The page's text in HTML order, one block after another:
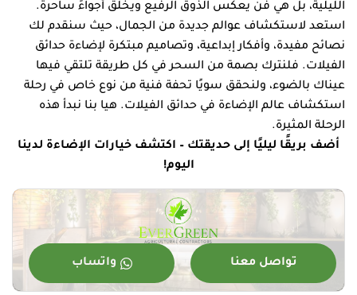
الليلية، بل هي فن يعكس الذوق الرفيع ويخلق أجواءً ساحرة.
استعد لاستكشاف عوالم جديدة من الجمال، حيث سنقدم لك
نصائح مفيدة، وأفكار إبداعية، وتصاميم مبتكرة لإضاءة حدائق
الفيلات. فلنترك بصمة من السحر في كل طريقة تلتقي فيها
عيناك بالضوء، ولنحقق سويًا تحفة فنية من نوع خاص في رحلة
استكشاف عالم الإضاءة في حدائق الفيلات. هيا بنا نبدأ هذه
الرحلة المثيرة.
أضف بريقًا ليليًا إلى حديقتك – اكتشف خيارات الإضاءة لدينا
اليوم!
تواصل معنا واتساب